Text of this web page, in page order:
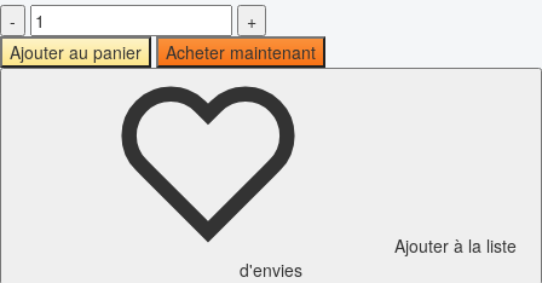
-
+
Ajouter au panier
Acheter maintenant
Ajouter à la liste
d'envies